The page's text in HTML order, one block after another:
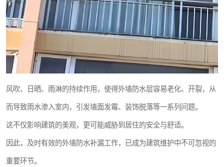
风吹、日晒、雨淋的持续作用，使得外墙防水层容易老化、开裂，从
而导致雨水渗入室内，引发墙面发霉、装饰脱落等一系列问题。
这不仅影响建筑的美观，更可能威胁到居住的安全与舒适。
因此，及时有效的外墙防水补漏工作，已成为建筑维护中不可忽视的
重要环节。